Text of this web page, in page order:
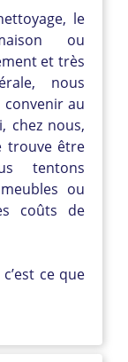
le
ou
et très
nous
au
chez nous,
trouve être
tentons
ou
coûts de
ce que